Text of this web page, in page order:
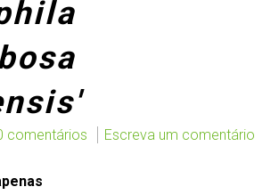
comentários Escreva um comentário